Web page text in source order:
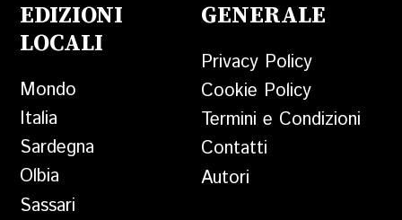
EDIZIONI
LOCALI
Mondo
Italia
Sardegna
Olbia
Sassari
GENERALE
Privacy Policy
Cookie Policy
Termini e Condizioni
Contatti
Autori